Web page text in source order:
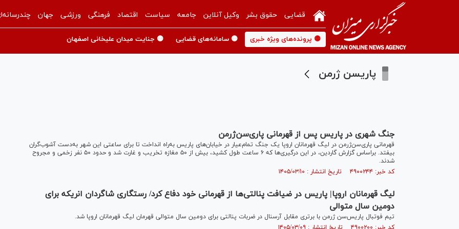
قضایی حقوق بشر وکیل آنلاین جامعه سیاست اقتصاد فرهنگی ورزشی جهان
🟡 پرونده‌های ویژه خبری 🟡 سامانه‌های قضایی 🟡 جنایت میدان علیخانی اصفهان
پاریسن ژرمن
جنگ شهری در پاریس پس از قهرمانی پاری‌سن‌ژرمن
قهرمانی پاری‌سن‌ژرمن در لیگ قهرمانان اروپا یک جنگ تمام‌عیار در خیابان‌های پاریس به‌راه انداخت تا برای ساعتی این شهر به‌دست آشوب‌گران
بیفتد. براساس گزارش گاردین، در این درگیری‌ها که ۶ ساعت طول کشید، بیش از ۵۰ مغازه تخریب و غارت شد و حدود ۵۰ نفر زخمی و مجروح
شدند.
کد خبر: ۴۹۰۰۲۴۴ تاریخ انتشار : ۱۴۰۵/۰۳/۱۰
لیگ قهرمانان اروپا| پاریس در ضیافت پنالتی‌ها از قهرمانی خود دفاع کرد/ رستگاری شاگردان انریکه برای
دومین سال متوالی
تیم فوتبال پاریس‌سن ژرمن با برتری مقابل آرسنال در ضربات پنالتی برای دومین سال متوالی قهرمان لیگ قهرمانان اروپا شد.